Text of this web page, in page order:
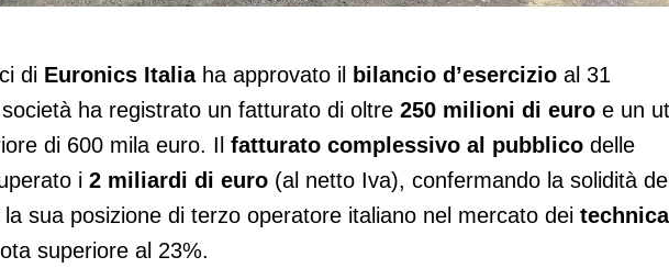
solidi nel 2024
di Euronics Italiaha approvato il bilancio d’esercizio al 31
ha registrato un fatturato di oltre 250 milioni di euro e un
di 600 mila euro. Il fatturato complessivo al pubblico delle
i 2 miliardi di euro (al netto Iva), confermando la solidità del
sua posizione di terzo operatore italiano nel mercato dei technical
superiore al 23%.